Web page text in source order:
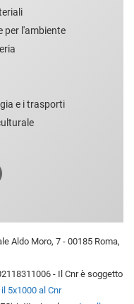
per l'ambiente
e i trasporti
Aldo Moro, 7 - 00185 Roma,
- Il Cnr è soggetto
5x1000 al Cnr